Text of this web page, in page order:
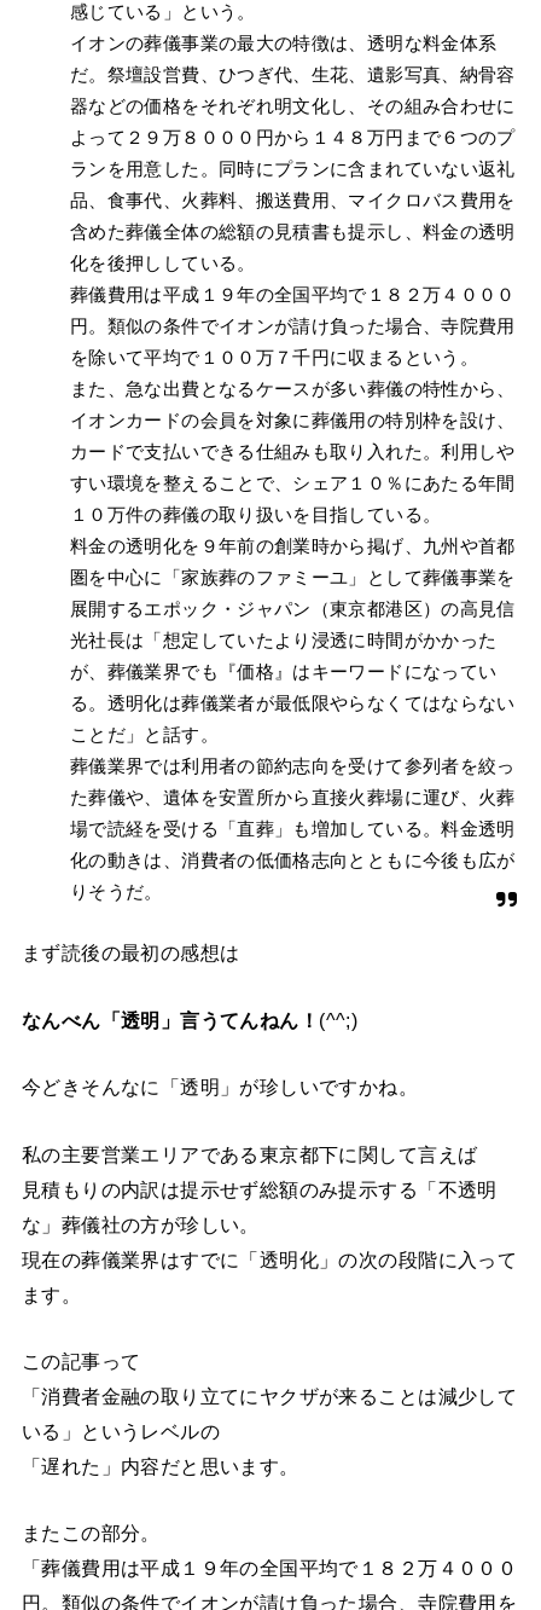
感じている」という。
イオンの葬儀事業の最大の特徴は、透明な料金体系
だ。祭壇設営費、ひつぎ代、生花、遺影写真、納骨容
器などの価格をそれぞれ明文化し、その組み合わせに
よって２９万８０００円から１４８万円まで６つのプ
ランを用意した。同時にプランに含まれていない返礼
品、食事代、火葬料、搬送費用、マイクロバス費用を
含めた葬儀全体の総額の見積書も提示し、料金の透明
化を後押ししている。
葬儀費用は平成１９年の全国平均で１８２万４０００
円。類似の条件でイオンが請け負った場合、寺院費用
を除いて平均で１００万７千円に収まるという。
また、急な出費となるケースが多い葬儀の特性から、
イオンカードの会員を対象に葬儀用の特別枠を設け、
カードで支払いできる仕組みも取り入れた。利用しや
すい環境を整えることで、シェア１０％にあたる年間
１０万件の葬儀の取り扱いを目指している。
料金の透明化を９年前の創業時から掲げ、九州や首都
圏を中心に「家族葬のファミーユ」として葬儀事業を
展開するエポック・ジャパン（東京都港区）の高見信
光社長は「想定していたより浸透に時間がかかった
が、葬儀業界でも『価格』はキーワードになってい
る。透明化は葬儀業者が最低限やらなくてはならない
ことだ」と話す。
葬儀業界では利用者の節約志向を受けて参列者を絞っ
た葬儀や、遺体を安置所から直接火葬場に運び、火葬
場で読経を受ける「直葬」も増加している。料金透明
化の動きは、消費者の低価格志向とともに今後も広が
りそうだ。
まず読後の最初の感想は
なんべん「透明」言うてんねん！ (^^;)
今どきそんなに「透明」が珍しいですかね。
私の主要営業エリアである東京都下に関して言えば
見積もりの内訳は提示せず総額のみ提示する「不透明
な」葬儀社の方が珍しい。
現在の葬儀業界はすでに「透明化」の次の段階に入って
ます。
この記事って
「消費者金融の取り立てにヤクザが来ることは減少して
いる」というレベルの
「遅れた」内容だと思います。
またこの部分。
「葬儀費用は平成１９年の全国平均で１８２万４０００
円。類似の条件でイオンが請け負った場合、寺院費用を